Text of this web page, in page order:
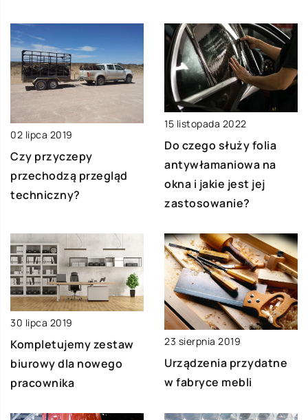
02 lipca 2019
Czy przyczepy
przechodzą przegląd
techniczny?
15 listopada 2022
Do czego służy folia
antywłamaniowa na
okna i jakie jest jej
zastosowanie?
30 lipca 2019
Kompletujemy zestaw
biurowy dla nowego
pracownika
23 sierpnia 2019
Urządzenia przydatne
w fabryce mebli